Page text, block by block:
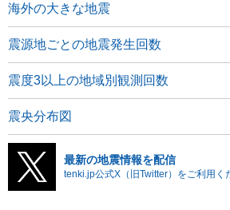
海外の大きな地震
震源地ごとの地震発生回数
震度3以上の地域別観測回数
震央分布図
最新の地震情報を配信
tenki.jp公式X（旧Twitter）をご利用く